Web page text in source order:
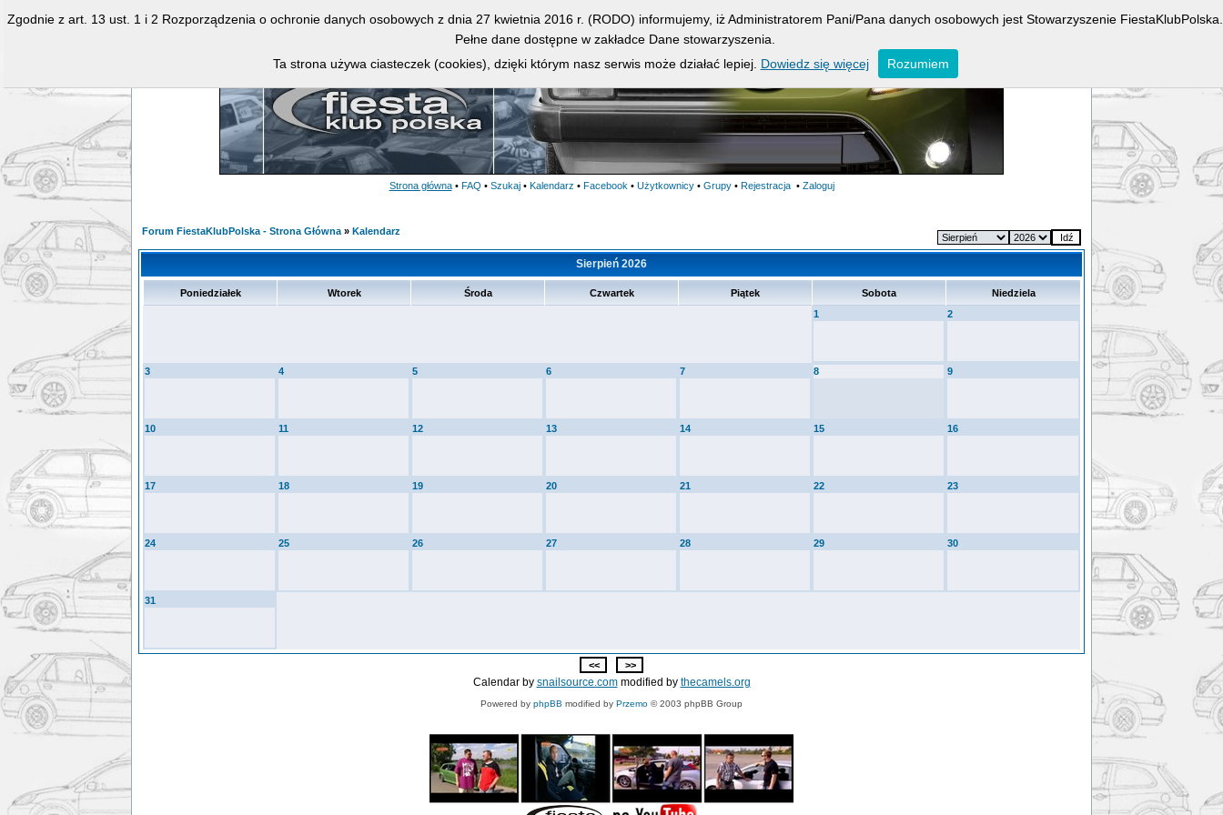
Strona główna • FAQ • Szukaj • Kalendarz • Facebook • Użytkownicy • Grupy • Rejestracja • Zaloguj
Forum FiestaKlubPolska - Strona Główna » Kalendarz
Sierpień 2026
Poniedziałek Wtorek Środa Czwartek Piątek Sobota
Niedziela
1
2
3 4 5 6 7 8 9
10 11 12 13 14 15 16
17 18 19 20 21 22 23
24 25 26 27 28 29 30
31
Calendar by snailsource.commodified by thecamels.org
Powered by phpBB modified by Przemo © 2003 phpBB Group
Zgodnie z art. 13 ust. 1 i 2 Rozporządzenia o ochronie danych osobowych z dnia 27 kwietnia 2016 r. (RODO) informujemy, iż Administratorem Pani/Pana danych osobowych jest Stowarzyszenie FiestaKlubPolska.
Pełne dane dostępne w zakładce Dane stowarzyszenia.
Ta strona używa ciasteczek (cookies), dzięki którym nasz serwis może działać lepiej. Dowiedz się więcej Rozumiem